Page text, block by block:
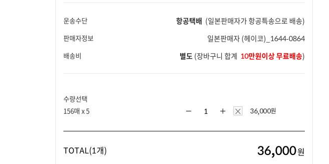
운송수단 항공택배 (일본판매자가 항공특송으로 배송)
판매자정보 일본판매자 (헤이코)_1644-0864
배송비 별도 (장바구니 합계 10만원이상 무료배송)
수량선택
156매 x 5
× 36,000원
TOTAL 36,000원
(1개)